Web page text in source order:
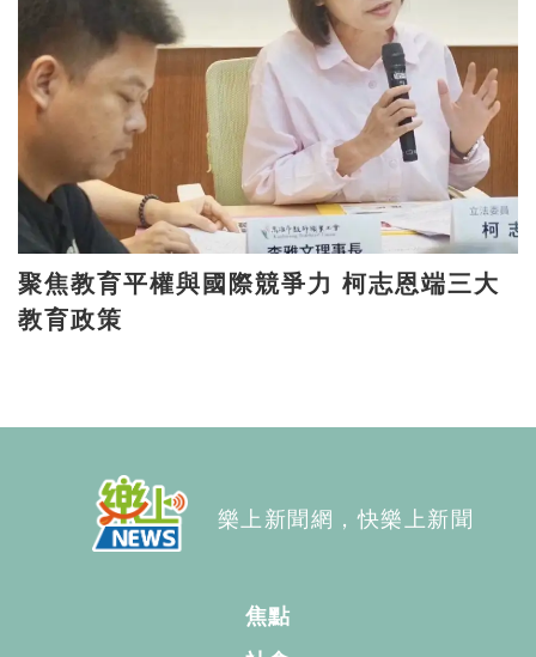
聚焦教育平權與國際競爭力 柯志恩端三大
教育政策
樂上新聞網，快樂上新聞
焦點